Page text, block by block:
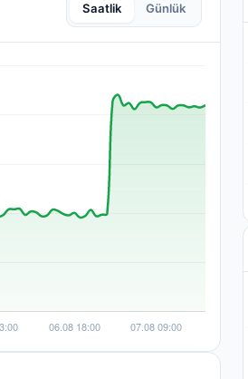
Saatlik Günlük